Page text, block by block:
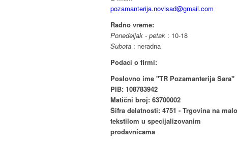
pozamanterija.novisad@gmail.com
Radno vreme:
Ponedeljak - petak : 10-18
Subota : neradna
Podaci o firmi:
Poslovno ime "TR Pozamanterija Sara"
PIB: 108783942
Matični broj: 63700002
Šifra delatnosti: 4751 - Trgovina na malo
tekstilom u specijalizovanim
prodavnicama